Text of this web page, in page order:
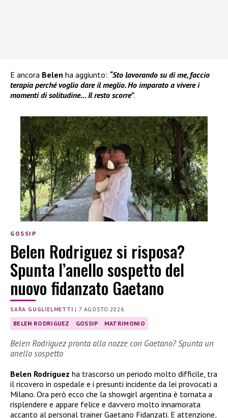
E ancora Belen ha aggiunto: “Sto lavorando su di me, faccio
terapia perché voglio dare il meglio. Ho imparato a vivere i
momenti di solitudine… Il resto scorre”.
GOSSIP
Belen Rodriguez si risposa?
Spunta l’anello sospetto del
nuovo fidanzato Gaetano
SARA GUGLIELMETTI |7 AGOSTO 2026
BELEN RODRIGUEZ GOSSIP MATRIMONIO
Belen Rodriguez pronta alla nozze con Gaetano? Spunta un
anello sospetto
Belen Rodriguez ha trascorso un periodo molto difficile, tra
il ricovero in ospedale e i presunti incidente da lei provocati a
Milano. Ora però ecco che la showgirl argentina è tornata a
risplendere e appare felice e davvero molto innamorata
accanto al personal trainer Gaetano Fidanzati. E attenzione,